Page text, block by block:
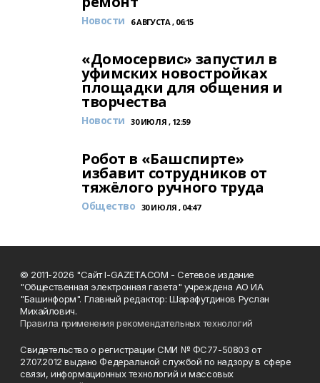
Новости 6 АВГУСТА , 06:15
«Домосервис» запустил в
уфимских новостройках
площадки для общения и
творчества
Новости 30 ИЮЛЯ , 12:59
Робот в «Башспирте»
избавит сотрудников от
тяжёлого ручного труда
Общество 30 ИЮЛЯ , 04:47
© 2011-2026 "Сайт I-GAZETA.COM - Сетевое издание
"Общественная электронная газета" учреждена АО ИА
"Башинформ". Главный редактор: Шарафутдинов Руслан
Михайлович.
Правила применения рекомендательных технологий
Свидетельство о регистрации СМИ № ФС77-50803 от
27.07.2012 выдано Федеральной службой по надзору в сфере
связи, информационных технологий и массовых